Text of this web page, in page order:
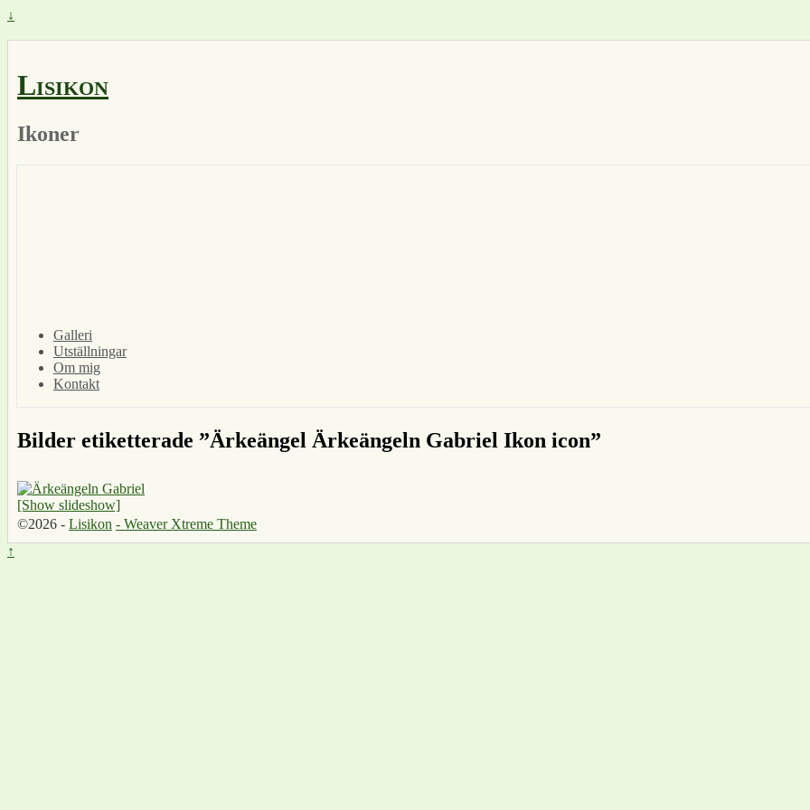
↓
Lisikon
Ikoner
Galleri
Utställningar
Om mig
Kontakt
Bilder etiketterade ”Ärkeängel Ärkeängeln Gabriel Ikon icon”
[Show slideshow]
©2026 - Lisikon - Weaver Xtreme Theme
↑